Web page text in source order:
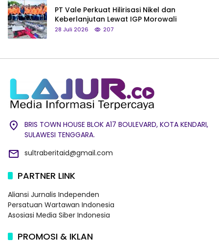
PT Vale Perkuat Hilirisasi Nikel dan
Keberlanjutan Lewat IGP Morowali
28 Juli 2026 207
BRIS TOWN HOUSE BLOK A17 BOULEVARD, KOTA KENDARI,
SULAWESI TENGGARA.
sultraberitaid@gmail.com
PARTNER LINK
Aliansi Jurnalis Independen
Persatuan Wartawan Indonesia
Asosiasi Media Siber Indonesia
PROMOSI & IKLAN